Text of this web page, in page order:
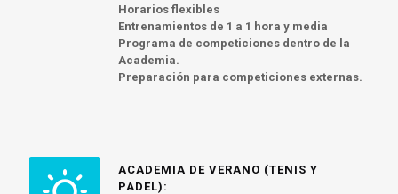
Horarios flexibles
Entrenamientos de 1 a 1 hora y media
Programa de competiciones dentro de la
Academia.
Preparación para competiciones externas.
ACADEMIA DE VERANO (TENIS Y
PADEL):